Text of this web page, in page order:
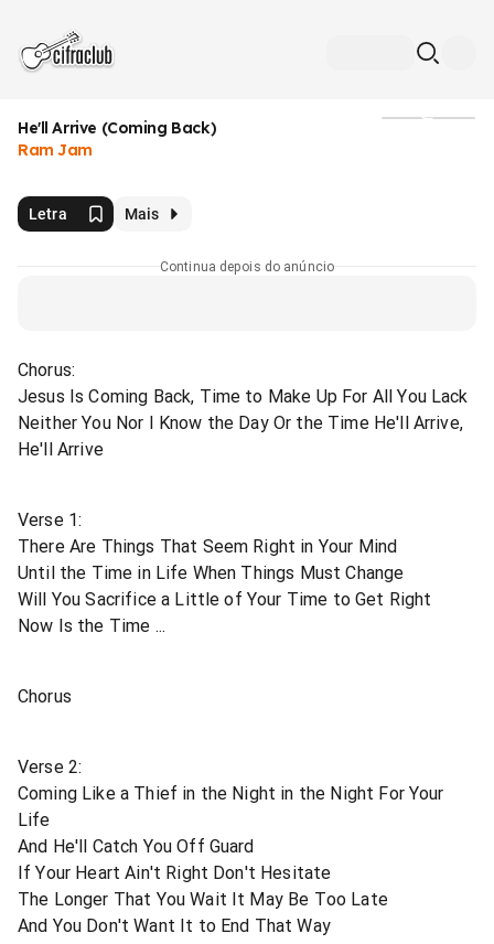
He'll Arrive (Coming Back)
Ram Jam
Letra Mais
Continua depois do anúncio
Chorus:
Jesus Is Coming Back, Time to Make Up For All You Lack
Neither You Nor I Know the Day Or the Time He'll Arrive,
He'll Arrive
Verse 1:
There Are Things That Seem Right in Your Mind
Until the Time in Life When Things Must Change
Will You Sacrifice a Little of Your Time to Get Right
Now Is the Time ...
Chorus
Verse 2:
Coming Like a Thief in the Night in the Night For Your
Life
And He'll Catch You Off Guard
If Your Heart Ain't Right Don't Hesitate
The Longer That You Wait It May Be Too Late
And You Don't Want It to End That Way